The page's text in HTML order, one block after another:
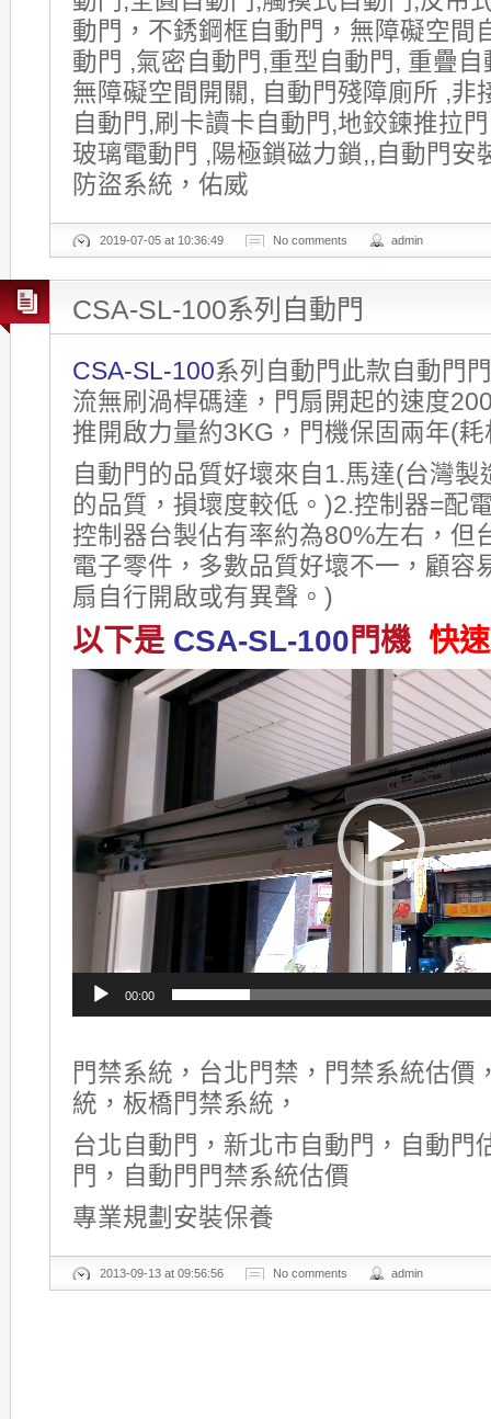
動門，不銹鋼框自動門，無障礙空間
動門 ,氣密自動門,重型自動門, 重疊
無障礙空間開關, 自動門殘障廁所 ,非
自動門,刷卡讀卡自動門,地鉸鍊推拉
玻璃電動門 ,陽極鎖磁力鎖,,自動門安
防盜系統，佑威
2019-07-05 at 10:36:49 No comments admin
CSA-SL-100系列自動門
CSA-SL-100系列自動門此款自動門
流無刷渦桿碼達，門扇開起的速度
推開啟力量約3KG，門機保固兩年(
自動門的品質好壞來自1.馬達(台灣製
的品質，損壞度較低。)2.控制器=配
控制器台製佔有率約為80%左右，但
電子零件，多數品質好壞不一，顧容
扇自行開啟或有異聲。)
以下是 CSA-SL-100門機 快
Video
00:00
門禁系統，台北門禁，門禁系統估價
統，板橋門禁系統，
台北自動門，新北市自動門，自動門
門，自動門門禁系統估價
專業規劃安裝保養
2013-09-13 at 09:56:56 No comments admin